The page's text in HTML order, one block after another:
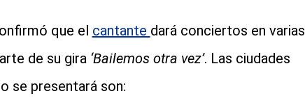
que el cantante dará conciertos en varias
de su gira ‘Bailemos otra vez’. Las ciudades
se presentará son: